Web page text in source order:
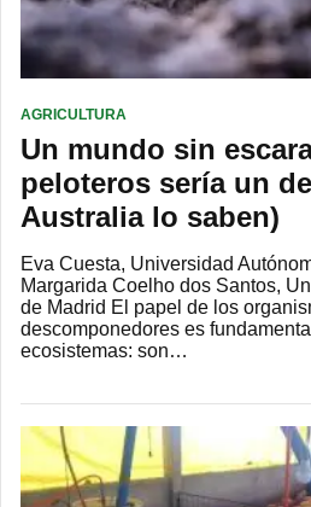
AGRICULTURA
Un mundo sin
peloteros sería un
Australia lo saben)
Eva Cuesta, Universidad
Margarida Coelho dos Santos,
de Madrid El papel de los
descomponedores es
ecosistemas: son…